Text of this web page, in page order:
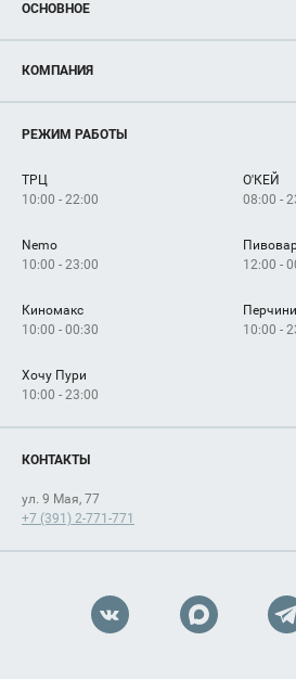
ОСНОВНОЕ
Новости
Магазины
Услуги
КОМПАНИЯ
Рекламодателям
Как добраться
РЕЖИМ РАБОТЫ
ТРЦ
10:00 - 22:00
О'КЕЙ
08:00 -
Nemo
10:00 - 23:00
12:00 -
Киномакс
10:00 - 00:30
Перчини
10:00 -
Хочу Пури
10:00 - 23:00
КОНТАКТЫ
ул. 9 Мая, 77
+7 (391) 2-771-771